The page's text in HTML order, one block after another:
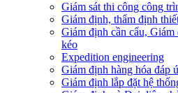
Giám sát thi công công
Giám định, thẩm định
Giám định cần cẩu,
kéo
Expedition engineering
Giám định hàng hóa đáp
Giám định lắp đặt hệ